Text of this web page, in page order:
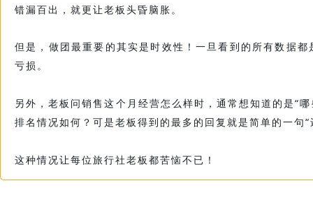
错漏百出，就更让老板头昏脑胀。
但是，做团最重要的其实是时效性！一旦看到的所有数据
亏损。
另外，老板问销售这个月经营怎么样时，通常想知道的是“
排名情况如何？可是老板得到的最多的回复就是简单的一句“
这种情况让每位旅行社老板都苦恼不已！